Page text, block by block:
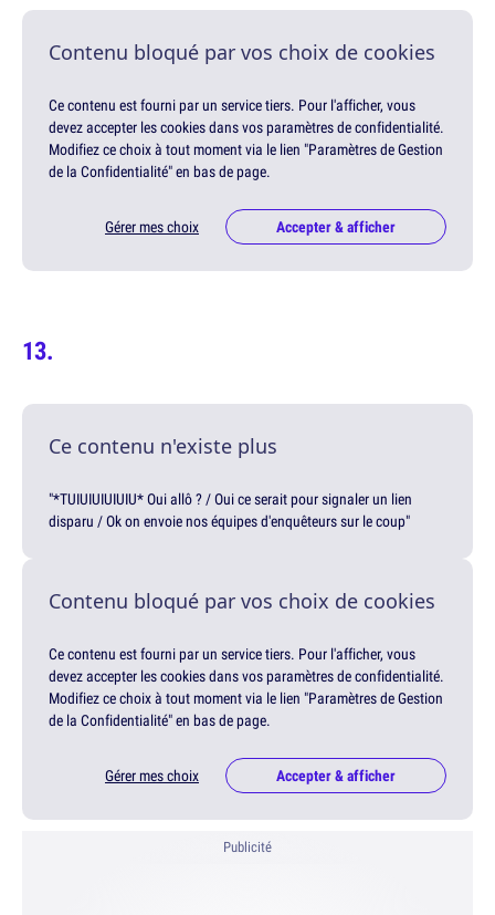
Contenu bloqué par vos choix de cookies
Ce contenu est fourni par un service tiers. Pour l'afficher, vous
devez accepter les cookies dans vos paramètres de confidentialité.
Modifiez ce choix à tout moment via le lien "Paramètres de Gestion
de la Confidentialité" en bas de page.
Gérer mes choix Accepter & afficher
Ce contenu n'existe plus
"*TUIUIUIUIUIU* Oui allô ? / Oui ce serait pour signaler un lien
disparu / Ok on envoie nos équipes d'enquêteurs sur le coup"
Contenu bloqué par vos choix de cookies
Ce contenu est fourni par un service tiers. Pour l'afficher, vous
devez accepter les cookies dans vos paramètres de confidentialité.
Modifiez ce choix à tout moment via le lien "Paramètres de Gestion
de la Confidentialité" en bas de page.
Gérer mes choix Accepter & afficher
Publicité